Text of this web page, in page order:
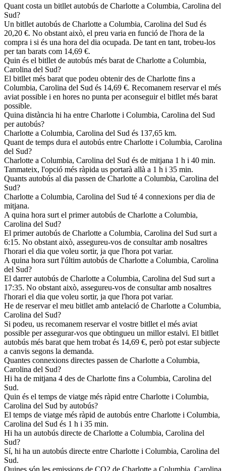
Quant costa un bitllet autobús de Charlotte a Columbia, Carolina del
Sud?
Un bitllet autobús de Charlotte a Columbia, Carolina del Sud és
20,20 €. No obstant això, el preu varia en funció de l'hora de la
compra i si és una hora del dia ocupada. De tant en tant, trobeu-los
per tan barats com 14,69 €.
Quin és el bitllet de autobús més barat de Charlotte a Columbia,
Carolina del Sud?
El bitllet més barat que podeu obtenir des de Charlotte fins a
Columbia, Carolina del Sud és 14,69 €. Recomanem reservar el més
aviat possible i en hores no punta per aconseguir el bitllet més barat
possible.
Quina distància hi ha entre Charlotte i Columbia, Carolina del Sud
per autobús?
Charlotte a Columbia, Carolina del Sud és 137,65 km.
Quant de temps dura el autobús entre Charlotte i Columbia, Carolina
del Sud?
Charlotte a Columbia, Carolina del Sud és de mitjana 1 h i 40 min.
Tanmateix, l'opció més ràpida us portarà allà a 1 h i 35 min.
Quants autobús al dia passen de Charlotte a Columbia, Carolina del
Sud?
Charlotte a Columbia, Carolina del Sud té 4 connexions per dia de
mitjana.
A quina hora surt el primer autobús de Charlotte a Columbia,
Carolina del Sud?
El primer autobús de Charlotte a Columbia, Carolina del Sud surt a
6:15. No obstant això, assegureu-vos de consultar amb nosaltres
l'horari el dia que voleu sortir, ja que l'hora pot variar.
A quina hora surt l'últim autobús de Charlotte a Columbia, Carolina
del Sud?
El darrer autobús de Charlotte a Columbia, Carolina del Sud surt a
17:35. No obstant això, assegureu-vos de consultar amb nosaltres
l'horari el dia que voleu sortir, ja que l'hora pot variar.
He de reservar el meu bitllet amb antelació de Charlotte a Columbia,
Carolina del Sud?
Si podeu, us recomanem reservar el vostre bitllet el més aviat
possible per assegurar-vos que obtingueu un millor estalvi. El bitllet
autobús més barat que hem trobat és 14,69 €, però pot estar subjecte
a canvis segons la demanda.
Quantes connexions directes passen de Charlotte a Columbia,
Carolina del Sud?
Hi ha de mitjana 4 des de Charlotte fins a Columbia, Carolina del
Sud.
Quin és el temps de viatge més ràpid entre Charlotte i Columbia,
Carolina del Sud by autobús?
El temps de viatge més ràpid de autobús entre Charlotte i Columbia,
Carolina del Sud és 1 h i 35 min.
Hi ha un autobús directe de Charlotte a Columbia, Carolina del
Sud?
Sí, hi ha un autobús directe entre Charlotte i Columbia, Carolina del
Sud.